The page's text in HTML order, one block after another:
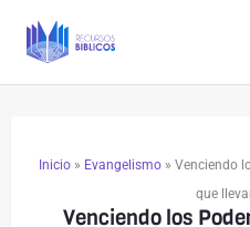
Inicio » Evangelismo » Venciendo
que
Venciendo los